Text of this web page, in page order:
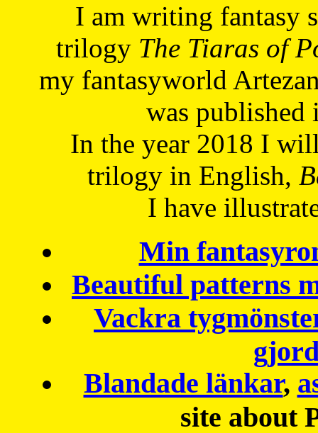
I am writing fantasy
trilogy The Tiaras of
my fantasyworld
was published
In the year 2018 I
trilogy in English,
I have
Min
Beautiful patterns
Vackra
Blandade länkar,
site about